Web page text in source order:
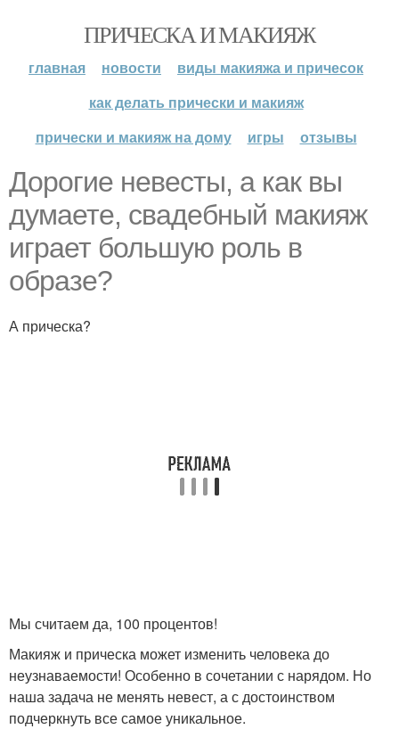
ПРИЧЕСКА И МАКИЯЖ
главная новости
виды макияжа и причесок
как делать прически и макияж
прически и макияж на дому
игры отзывы
Дорогие невесты, а как вы
думаете, свадебный макияж
играет большую роль в
образе?
А прическа?
Мы считаем да, 100 процентов!
Макияж и прическа может изменить человека до
неузнаваемости! Особенно в сочетании с нарядом. Но
наша задача не менять невест, а с достоинством
подчеркнуть все самое уникальное.